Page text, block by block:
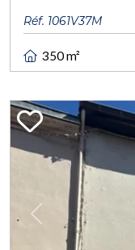
Réf. 1061V37M
350 m²
Previous